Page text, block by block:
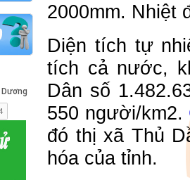
2000mm. Nhiệt
Diện tích tự
tích cả nước,
Dân số
550 người/km2.
đó thị xã Thủ
hóa của tỉnh.